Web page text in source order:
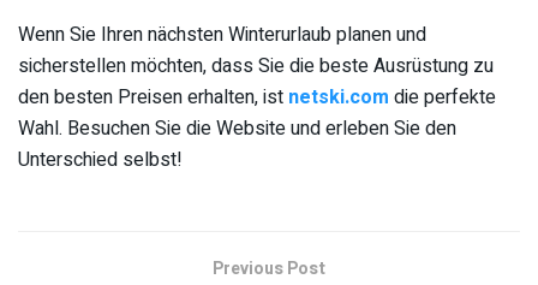
Wenn Sie Ihren nächsten Winterurlaub planen und
sicherstellen möchten, dass Sie die beste Ausrüstung zu
den besten Preisen erhalten, ist netski.com die perfekte
Wahl. Besuchen Sie die Website und erleben Sie den
Unterschied selbst!
Previous Post